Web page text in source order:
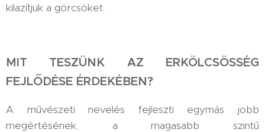
kilazítjuk a görcsöket.
MIT TESZÜNK AZ ERKÖLCSÖSSÉG
FEJLŐDÉSE ÉRDEKÉBEN?
A művészeti nevelés fejleszti egymás jobb
megértésének, a magasabb szintű